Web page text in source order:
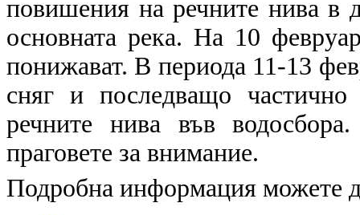
повишения на речните нива в
основната река. На 10
понижават. В периода 11-13
сняг и последващо
речните нива във
праговете за внимание.
Подробна информация можете